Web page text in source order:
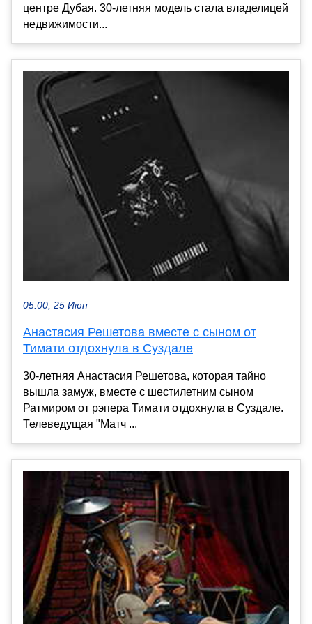
центре Дубая. 30-летняя модель стала владелицей
недвижимости...
05:00, 25 Июн
Анастасия Решетова вместе с сыном от
Тимати отдохнула в Суздале
30-летняя Анастасия Решетова, которая тайно
вышла замуж, вместе с шестилетним сыном
Ратмиром от рэпера Тимати отдохнула в Суздале.
Телеведущая "Матч ...